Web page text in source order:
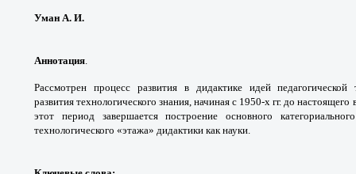
Уман А. И.
Аннотация.
Рассмотрен процесс развития в дидактике идей
развитиятехнологического знания, начиная с 1950-х гг.до настоящего
этот период завершается построениеосновного
технологического «этажа» дидактики как науки.